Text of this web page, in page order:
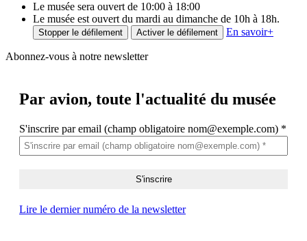
Le musée sera ouvert de 10:00 à 18:00
Le musée est ouvert du mardi au dimanche de 10h à 18h.
Stopper le défilement Activer le défilement En savoir+
Abonnez-vous à notre newsletter
Par avion, toute l'actualité du musée
S'inscrire par email (champ obligatoire nom@exemple.com) *
Lire le dernier numéro de la newsletter